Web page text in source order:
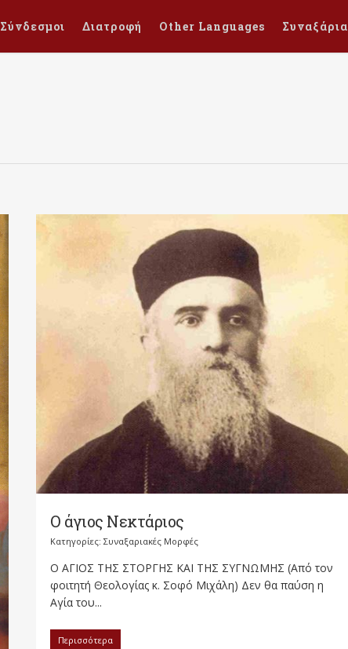
Σύνδεσμοι Διατροφή Other Languages Συναξάρια
Ο άγιος Νεκτάριος
Κατηγορίες: Συναξαριακές Μορφές
Ο ΑΓΙΟΣ ΤΗΣ ΣΤΟΡΓΗΣ ΚΑΙ ΤΗΣ ΣΥΓΝΩΜΗΣ (Από τον
φοιτητή Θεολογίας κ. Σοφό Μιχάλη) Δεν θα παύση η
Αγία του...
Περισσότερα